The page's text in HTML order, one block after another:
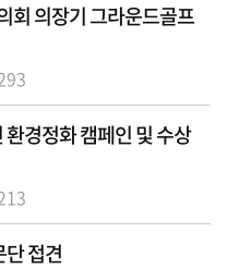
회 의장기 그라운드골프
경정화 캠페인 및 수상
접견